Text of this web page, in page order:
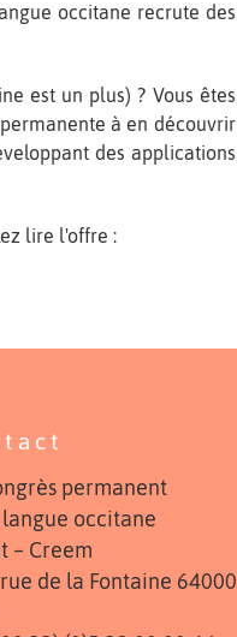
occitane recrute des
est un plus) ? Vous êtes
à en découvrir
des applications
lire l'offre :
permanent
occitane
– Creem
de la Fontaine 64000